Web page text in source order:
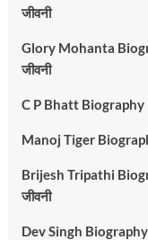
जीवनी
Glory Mohanta
जीवनी
C P Bhatt Biography
Manoj Tiger
Brijesh Tripathi
जीवनी
Dev Singh Biography